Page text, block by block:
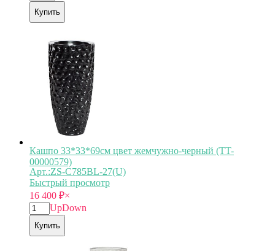
Купить
Кашпо 33*33*69см цвет жемчужно-черный (TT-
00000579)
Арт.:ZS-C785BL-27(U)
Быстрый просмотр
16 400 ₽×
UpDown
Купить